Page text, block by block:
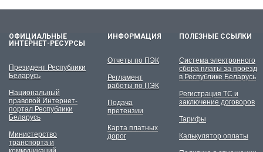
ОФИЦИАЛЬНЫЕ
ИНТЕРНЕТ-РЕСУРСЫ
Президент Республики
Беларусь
Национальный
правовой Интернет-
портал Республики
Беларусь
Министерство
транспорта и
ИНФОРМАЦИЯ
Отчеты по ПЭК
Регламент
работы по ПЭК
Подача
претензии
Карта платных
дорог
ПОЛЕЗНЫЕ ССЫЛКИ
Система электронного
сбора платы за проезд
в Республике Беларусь
Регистрация ТС и
заключение договоров
Тарифы
Калькулятор оплаты